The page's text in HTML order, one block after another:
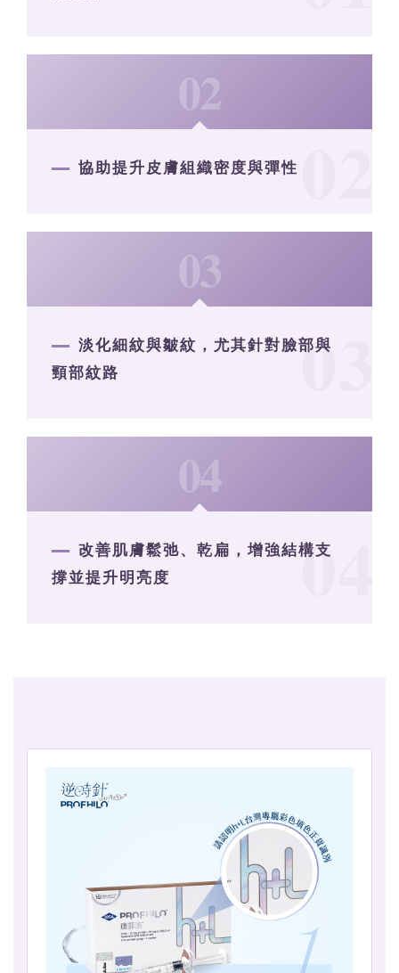
02
協助提升皮膚組織密度與彈性
03
淡化細紋與皺紋，尤其針對臉部與
頸部紋路
04
改善肌膚鬆弛、乾扁，增強結構支
撐並提升明亮度